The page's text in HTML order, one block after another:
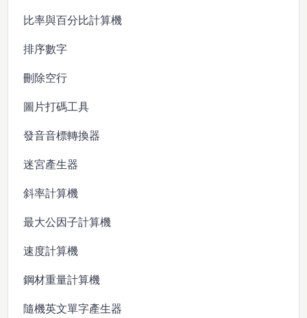
比率與百分比計算機
排序數字
刪除空行
圖片打碼工具
發音音標轉換器
迷宮產生器
斜率計算機
最大公因子計算機
速度計算機
鋼材重量計算機
隨機英文單字產生器